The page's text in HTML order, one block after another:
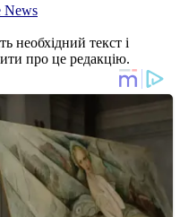
News
необхідний текст і
про це редакцію.